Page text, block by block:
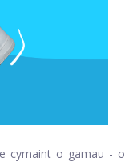
cymaint o gamau - o